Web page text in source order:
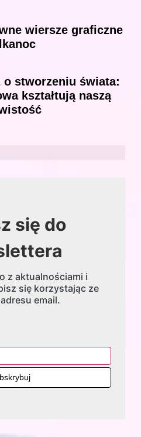
wiersze graficzne
o stworzeniu świata:
kształtują naszą
się do
z aktualnościami i
się korzystając ze
email.